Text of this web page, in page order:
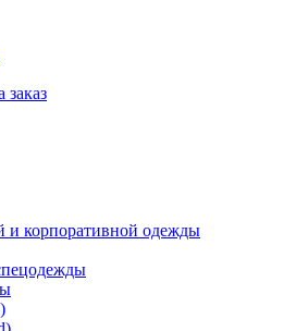
заказ
и корпоративной одежды